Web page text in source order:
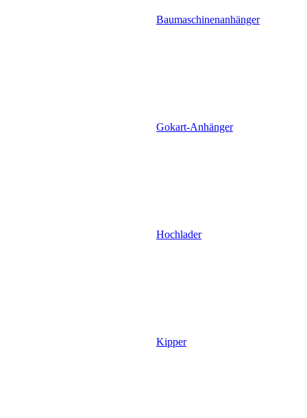
Baumaschinenanhänger
Gokart-Anhänger
Hochlader
Kipper